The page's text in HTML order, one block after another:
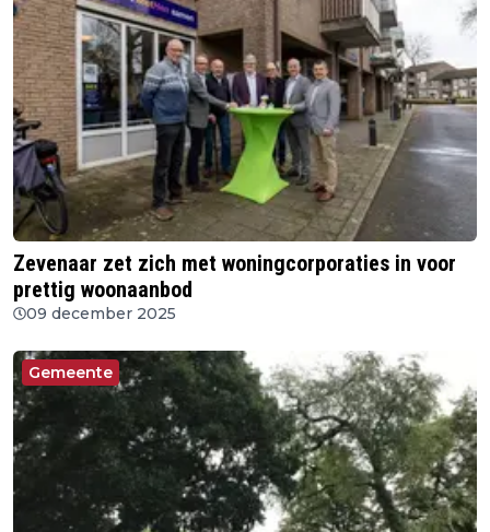
Zevenaar zet zich met woningcorporaties in voor
prettig woonaanbod
09 december 2025
Gemeente